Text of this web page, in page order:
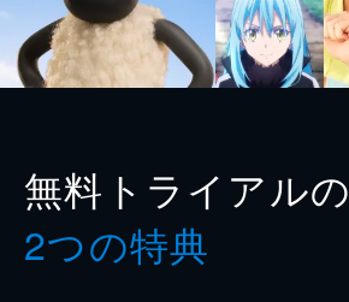
無料トライアルの
2つの特典